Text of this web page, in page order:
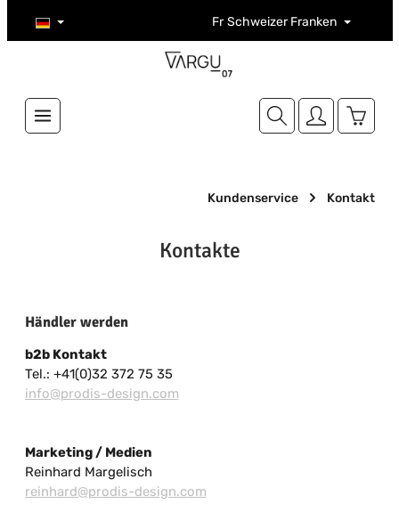
Zum Hauptinhalt springen Fr Schweizer Franken
Kundenservice Kontakt
Kontakte
Händler werden
b2b Kontakt
Tel.: +41(0)32 372 75 35
info@prodis-design.com
Marketing / Medien
Reinhard Margelisch
reinhard@prodis-design.com